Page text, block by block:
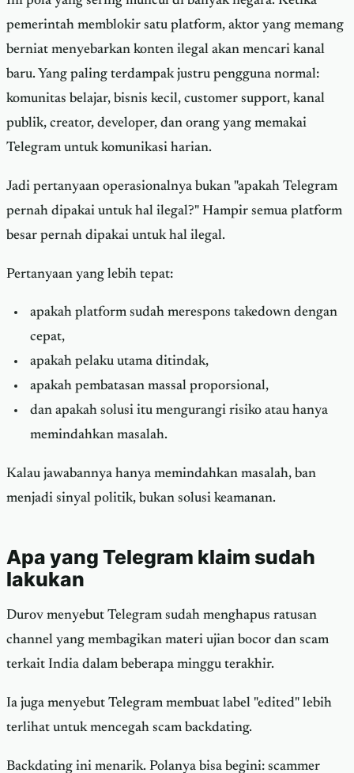
pemerintah memblokir satu platform, aktor yang memang
berniat menyebarkan konten ilegal akan mencari kanal
baru. Yang paling terdampak justru pengguna normal:
komunitas belajar, bisnis kecil, customer support, kanal
publik, creator, developer, dan orang yang memakai
Telegram untuk komunikasi harian.
Jadi pertanyaan operasionalnya bukan "apakah Telegram
pernah dipakai untuk hal ilegal?" Hampir semua platform
besar pernah dipakai untuk hal ilegal.
Pertanyaan yang lebih tepat:
apakah platform sudah merespons takedown dengan
cepat,
apakah pelaku utama ditindak,
apakah pembatasan massal proporsional,
dan apakah solusi itu mengurangi risiko atau hanya
memindahkan masalah.
Kalau jawabannya hanya memindahkan masalah, ban
menjadi sinyal politik, bukan solusi keamanan.
Apa yang Telegram klaim sudah
lakukan
Durov menyebut Telegram sudah menghapus ratusan
channel yang membagikan materi ujian bocor dan scam
terkait India dalam beberapa minggu terakhir.
Ia juga menyebut Telegram membuat label "edited" lebih
terlihat untuk mencegah scam backdating.
Backdating ini menarik. Polanya bisa begini: scammer